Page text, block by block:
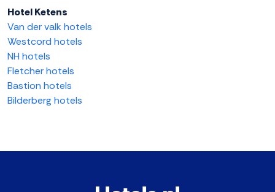
Hotel Ketens
Van der valk hotels
Westcord hotels
NH hotels
Fletcher hotels
Bastion hotels
Bilderberg hotels